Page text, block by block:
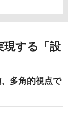
現する「設
多角的視点で